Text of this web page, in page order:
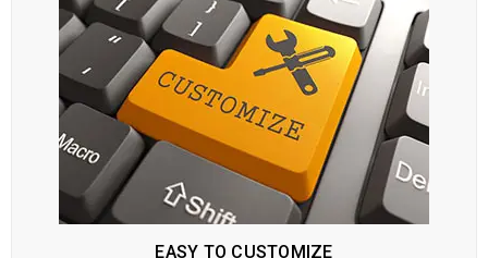
EASY TO CUSTOMIZE